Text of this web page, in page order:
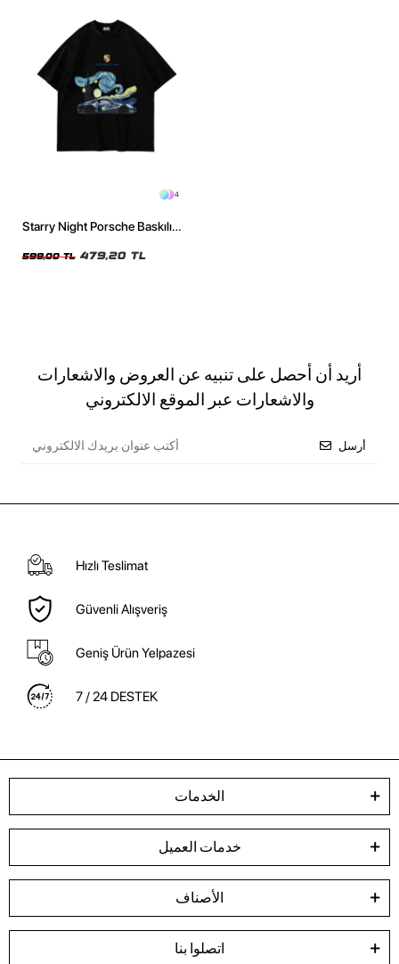
4
Starry Night Porsche Baskılı
599,00 TL 479,20 TL
أريد أن أحصل على تنبيه عن العروض والاشعارات
والاشعارات عبر الموقع الالكتروني
أرسل
Hızlı Teslimat
Güvenli Alışveriş
Geniş Ürün Yelpazesi
7 / 24 DESTEK
الخدمات
خدمات العميل
الأصناف
اتصلوا بنا